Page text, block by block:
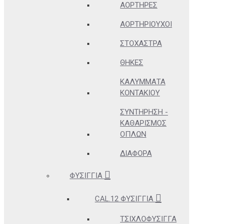
ΑΟΡΤΉΡΕΣ
ΑΟΡΤΗΡΙΟΎΧΟΙ
ΣΤΌΧΑΣΤΡΑ
ΘΉΚΕΣ
ΚΑΛΎΜΜΑΤΑ
ΚΟΝΤΑΚΊΟΥ
ΣΥΝΤΉΡΗΣΗ -
ΚΑΘΑΡΙΣΜΌΣ
ΌΠΛΩΝ
ΔΙΆΦΟΡΑ
ΦΥΣΊΓΓΙΑ
CAL.12 ΦΥΣΊΓΓΙΑ
ΤΣΙΧΛΟΦΎΣΙΓΓΑ